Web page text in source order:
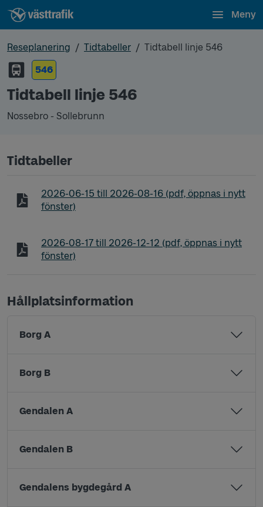
Meny
Reseplanering Tidtabeller
Tidtabell linje 546
546
Tidtabell linje 546
Nossebro - Sollebrunn
Tidtabeller
Tidtabell linje 546 Nossebro - Sollebrunn
2026-06-15 till 2026-08-16 (pdf, öppnas i nytt
fönster)
Tidtabell linje 546 Nossebro - Sollebrunn
2026-08-17 till 2026-12-12 (pdf, öppnas i nytt
fönster)
Hållplatsinformation
Borg A
Borg B
Gendalen A
Gendalen B
Gendalens bygdegård A